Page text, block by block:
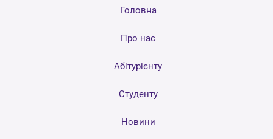
Головна
Про нас
Абітурієнту
Студенту
Новини